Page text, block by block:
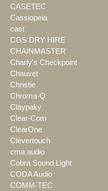
CASETEC
Cassiopeia
cast
CGS DRY HIRE
CHAINMASTER
Charly's Checkpoint
Chauvet
Christie
Chroma-Q
Claypaky
Clear-Com
ClearOne
Clevertouch
cma audio
Cobra Sound Light
CODA Audio
COMM-TEC